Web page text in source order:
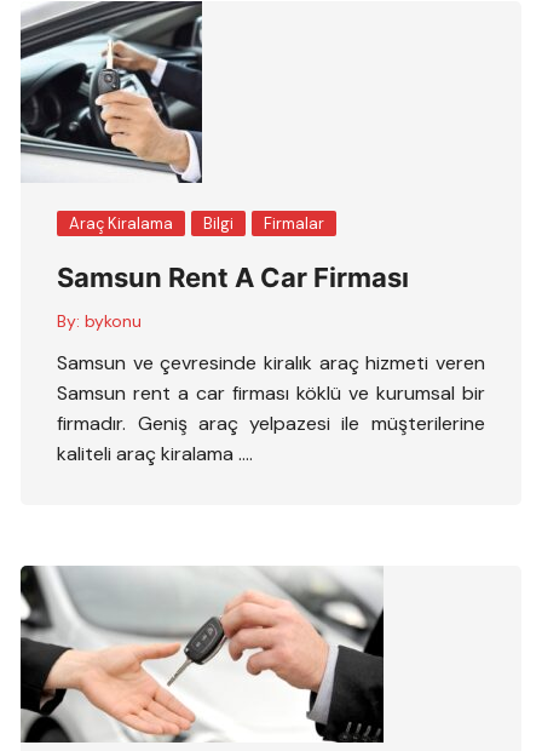
Araç Kiralama Bilgi Firmalar
Samsun Rent A Car Firması
By: bykonu
Samsun ve çevresinde kiralık araç hizmeti veren
Samsun rent a car firması köklü ve kurumsal bir
firmadır. Geniş araç yelpazesi ile müşterilerine
kaliteli araç kiralama ….